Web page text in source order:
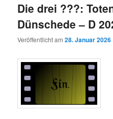
Die drei ???:
Dünschede – D
Veröffentlicht am28. Januar 2026